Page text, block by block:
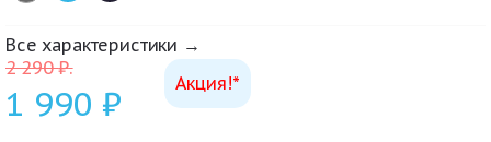
Все характеристики →
Акция!*
2 290₽.
1 990 ₽